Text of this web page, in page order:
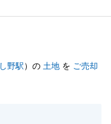
野駅）の 土地 を ご売却